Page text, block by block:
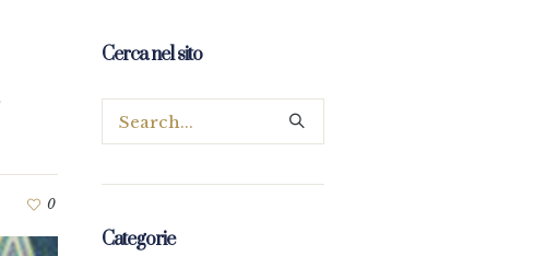
0
Cerca nel sito
Categorie